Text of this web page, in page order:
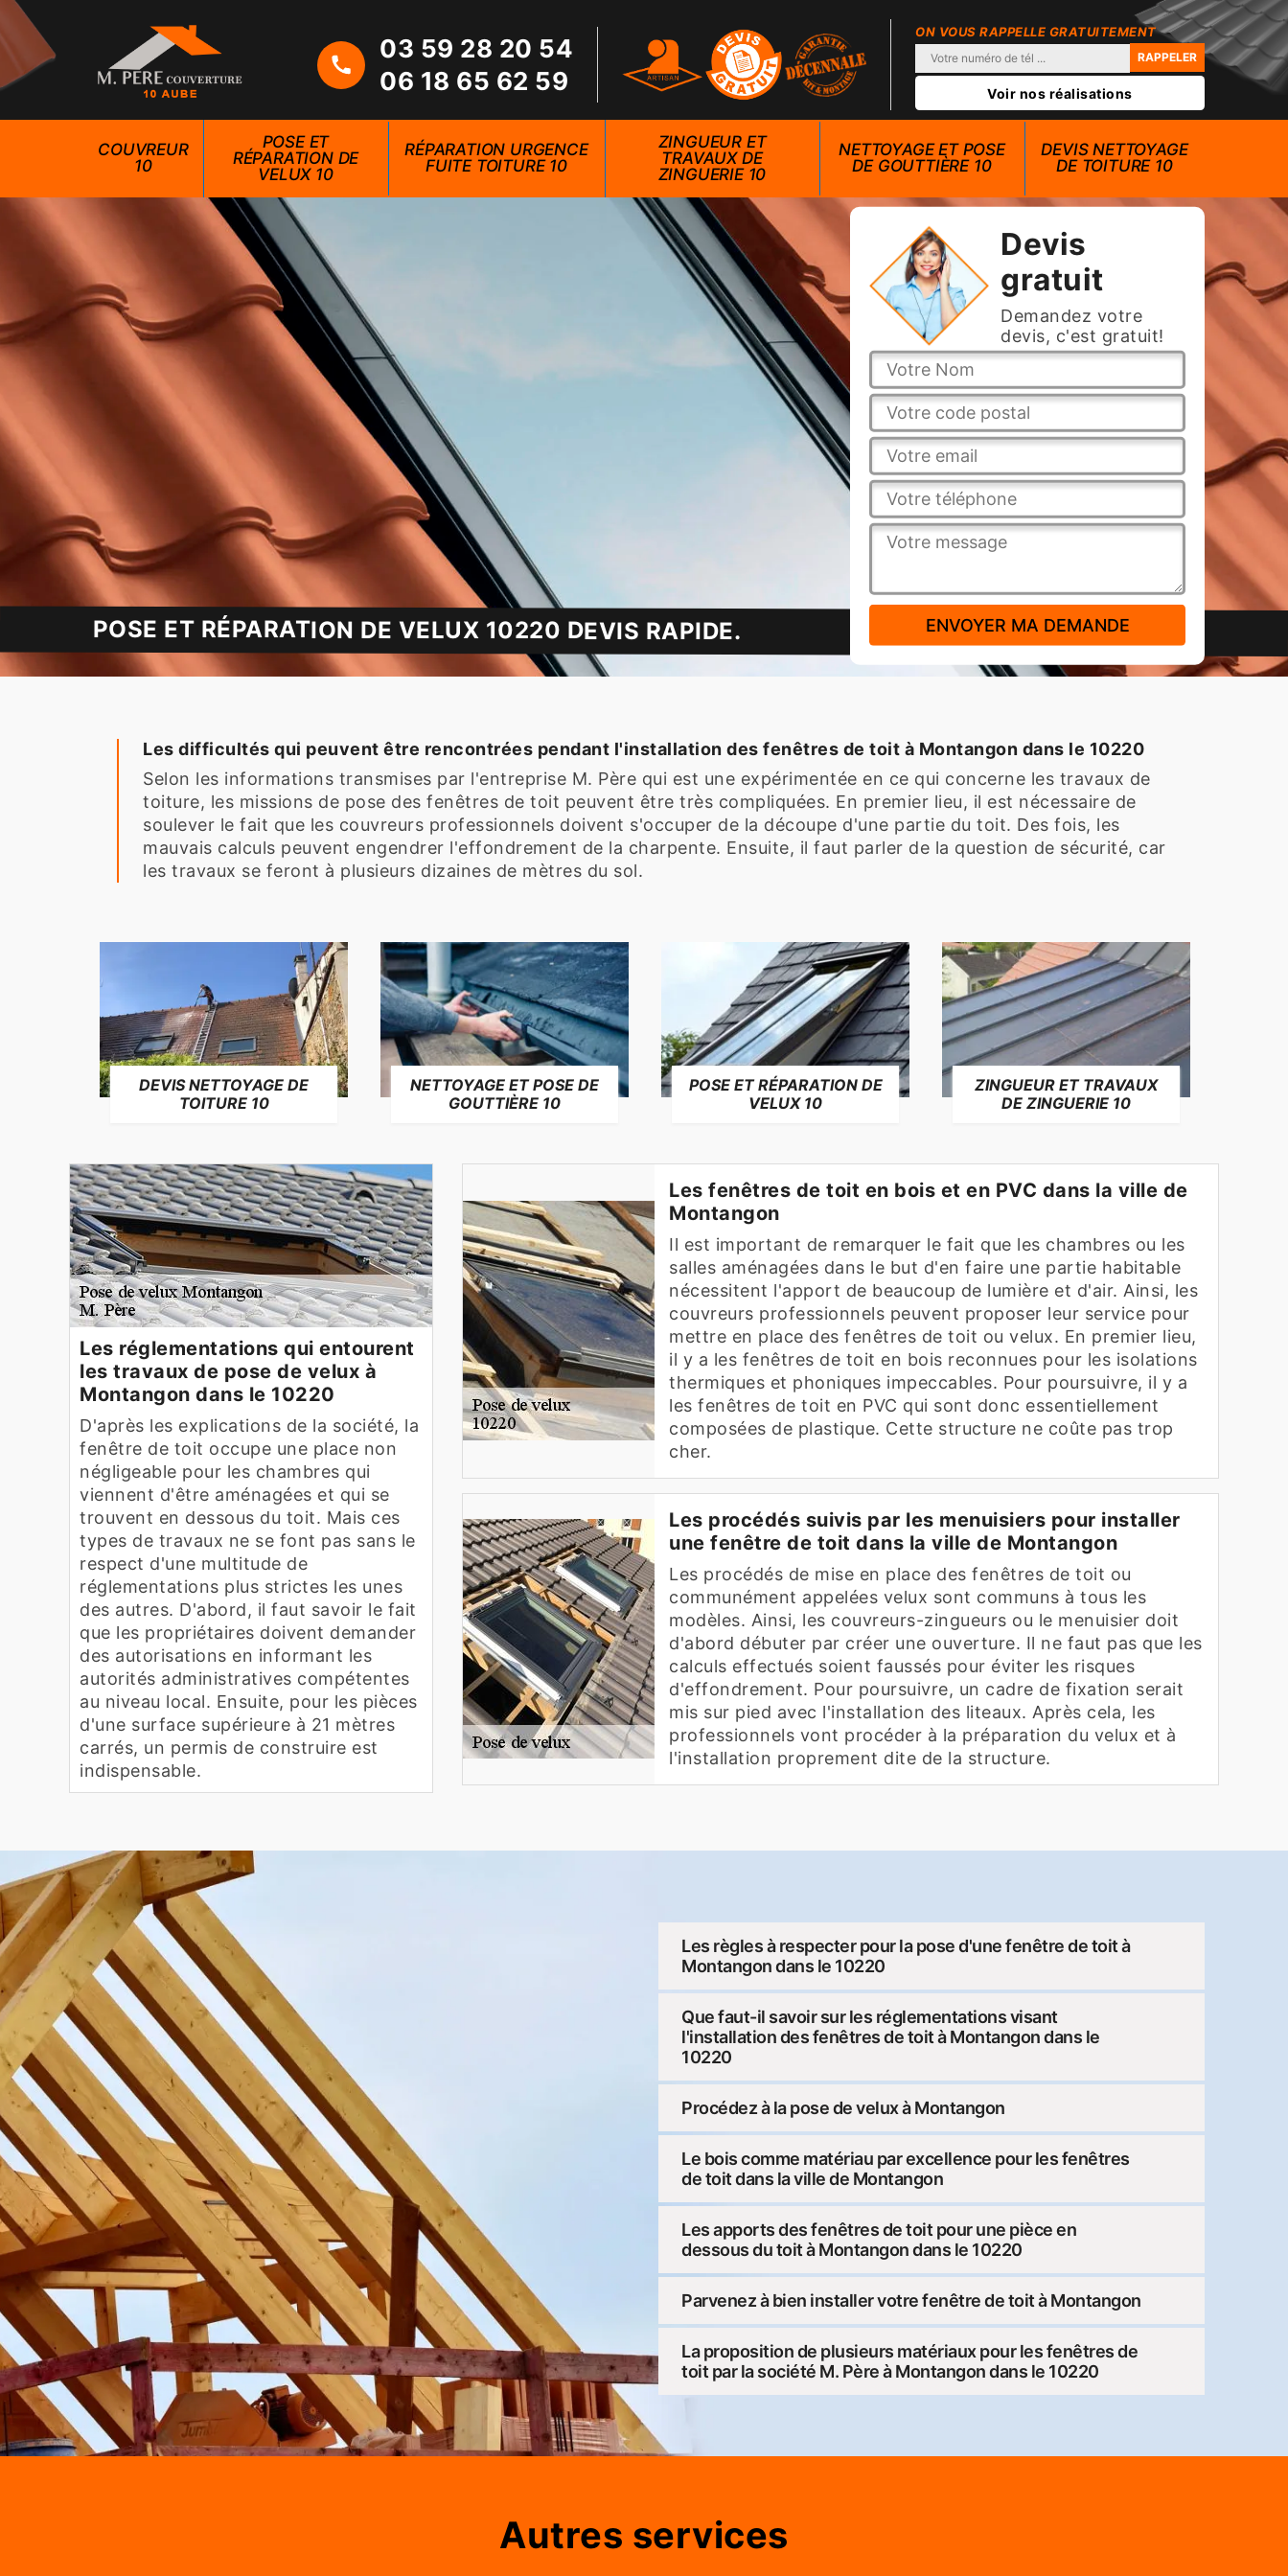
03 59 28 20 54
06 18 65 62 59
ON VOUS RAPPELLE GRATUITEMENT
Voir nos réalisations
COUVREUR
10
POSE ET
RÉPARATION DE
VELUX 10
RÉPARATION URGENCE
FUITE TOITURE 10
ZINGUEUR ET
TRAVAUX DE
ZINGUERIE 10
NETTOYAGE ET POSE
DE GOUTTIÈRE 10
DEVIS NETTOYAGE
DE TOITURE 10
Devis
gratuit
Demandez votre
devis, c'est gratuit!
POSE ET RÉPARATION DE VELUX 10220 DEVIS RAPIDE.
Les difficultés qui peuvent être rencontrées pendant l'installation des fenêtres de toit à Montangon dans le 10220
Selon les informations transmises par l'entreprise M. Père qui est une expérimentée en ce qui concerne les travaux de
toiture, les missions de pose des fenêtres de toit peuvent être très compliquées. En premier lieu, il est nécessaire de
soulever le fait que les couvreurs professionnels doivent s'occuper de la découpe d'une partie du toit. Des fois, les
mauvais calculs peuvent engendrer l'effondrement de la charpente. Ensuite, il faut parler de la question de sécurité, car
les travaux se feront à plusieurs dizaines de mètres du sol.
DEVIS NETTOYAGE DE
TOITURE 10
NETTOYAGE ET POSE DE
GOUTTIÈRE 10
POSE ET RÉPARATION DE
VELUX 10
ZINGUEUR ET TRAVAUX
DE ZINGUERIE 10
Les réglementations qui entourent
les travaux de pose de velux à
Montangon dans le 10220
D'après les explications de la société, la
fenêtre de toit occupe une place non
négligeable pour les chambres qui
viennent d'être aménagées et qui se
trouvent en dessous du toit. Mais ces
types de travaux ne se font pas sans le
respect d'une multitude de
réglementations plus strictes les unes
des autres. D'abord, il faut savoir le fait
que les propriétaires doivent demander
des autorisations en informant les
autorités administratives compétentes
au niveau local. Ensuite, pour les pièces
d'une surface supérieure à 21 mètres
carrés, un permis de construire est
indispensable.
Les fenêtres de toit en bois et en PVC dans la ville de
Montangon
Il est important de remarquer le fait que les chambres ou les
salles aménagées dans le but d'en faire une partie habitable
nécessitent l'apport de beaucoup de lumière et d'air. Ainsi, les
couvreurs professionnels peuvent proposer leur service pour
mettre en place des fenêtres de toit ou velux. En premier lieu,
il y a les fenêtres de toit en bois reconnues pour les isolations
thermiques et phoniques impeccables. Pour poursuivre, il y a
les fenêtres de toit en PVC qui sont donc essentiellement
composées de plastique. Cette structure ne coûte pas trop
cher.
Les procédés suivis par les menuisiers pour installer
une fenêtre de toit dans la ville de Montangon
Les procédés de mise en place des fenêtres de toit ou
communément appelées velux sont communs à tous les
modèles. Ainsi, les couvreurs-zingueurs ou le menuisier doit
d'abord débuter par créer une ouverture. Il ne faut pas que les
calculs effectués soient faussés pour éviter les risques
d'effondrement. Pour poursuivre, un cadre de fixation serait
mis sur pied avec l'installation des liteaux. Après cela, les
professionnels vont procéder à la préparation du velux et à
l'installation proprement dite de la structure.
Les règles à respecter pour la pose d'une fenêtre de toit à
Montangon dans le 10220
Que faut-il savoir sur les réglementations visant
l'installation des fenêtres de toit à Montangon dans le
10220
Procédez à la pose de velux à Montangon
Le bois comme matériau par excellence pour les fenêtres
de toit dans la ville de Montangon
Les apports des fenêtres de toit pour une pièce en
dessous du toit à Montangon dans le 10220
Parvenez à bien installer votre fenêtre de toit à Montangon
La proposition de plusieurs matériaux pour les fenêtres de
toit par la société M. Père à Montangon dans le 10220
Autres services